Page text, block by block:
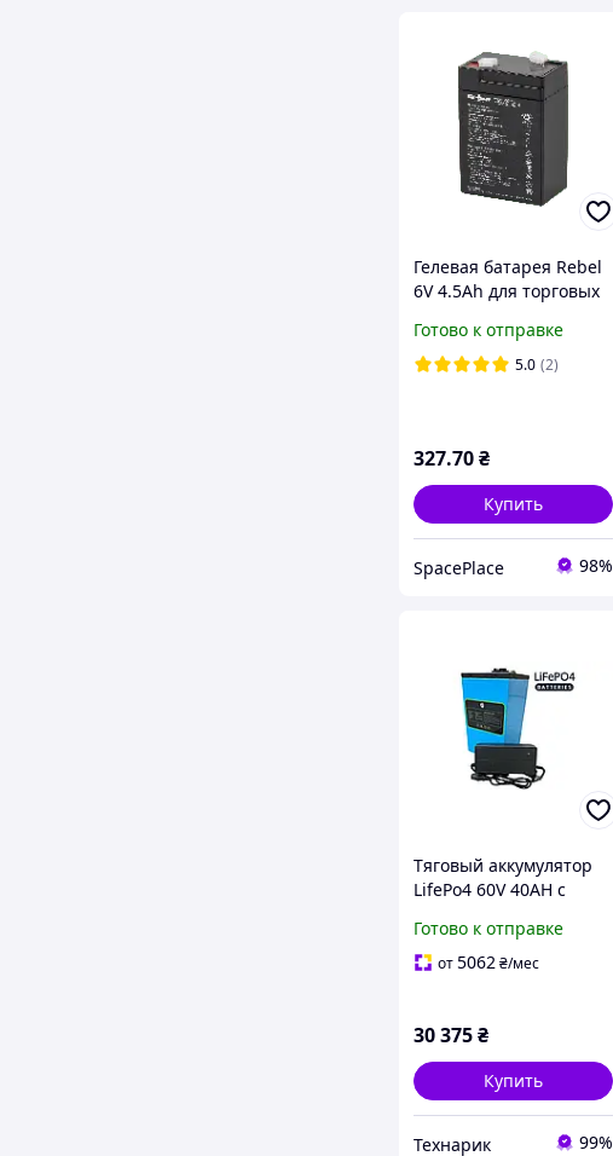
Гелевая батарея Rebel
6V 4.5Ah для торговых
оборудования
Готово к отправке
5.0 (2)
327.70₴
Купить
SpacePlace 98%
Тяговый аккумулятор
LifePo4 60V 40AH с
LFP (литий-железо-
фосфат) 60V40AH
Готово к отправке
от5062₴/мес
30 375₴
Купить
Технарик 99%